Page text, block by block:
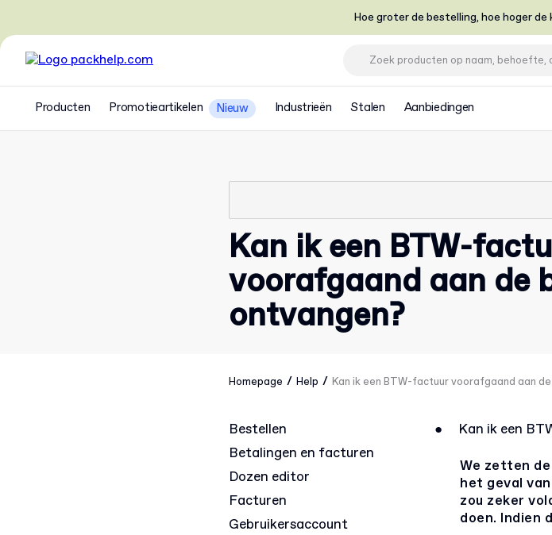
Hoe groter de bestelling, hoe hoger de
Producten Promotieartikelen Nieuw Industrieën Stalen Aanbiedingen
Kan ik een BTW-
voorafgaand aan de
ontvangen?
Homepage / Help / Kan ik een BTW-factuur voorafgaand aan
Bestellen
Betalingen en facturen
Dozen editor
Facturen
Gebruikersaccount
●
Kan ik een
We zetten
het geval
zou zeker
doen. Indien